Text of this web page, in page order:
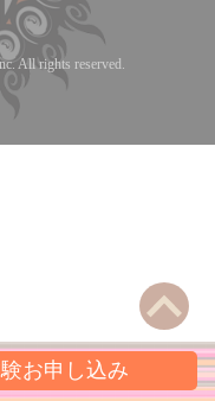
お申し込み
All rights reserved.